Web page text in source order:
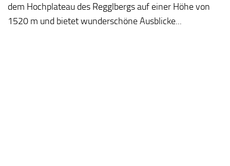
dem Hochplateau des Regglbergs auf einer Höhe von
1520 m und bietet wunderschöne Ausblicke...